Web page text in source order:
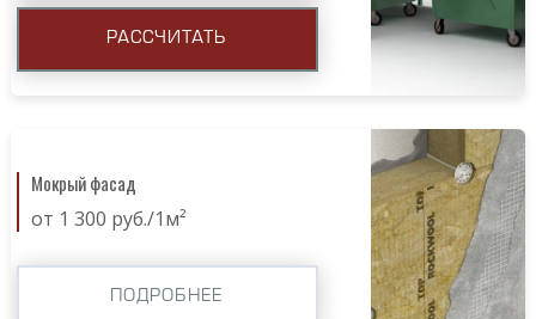
РАССЧИТАТЬ
Мокрый фасад
от 1 300 руб./1м²
ПОДРОБНЕЕ